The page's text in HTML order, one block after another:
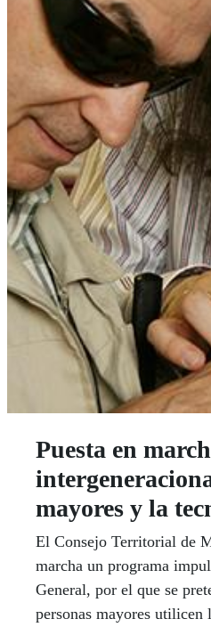
Puesta en
mayores y la
El Consejo Territorial de
marcha un programa
General, por el que se
personas mayores utilicen